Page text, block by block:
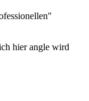
hier angle wird